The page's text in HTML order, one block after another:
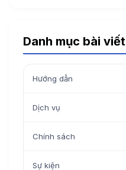
Danh mục bài viết
Hướng dẫn
Dịch vụ
Chính sách
Sự kiện